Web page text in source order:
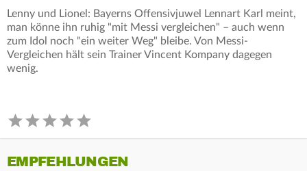
Lenny und Lionel: Bayerns Offensivjuwel Lennart Karl meint,
man könne ihn ruhig "mit Messi vergleichen" – auch wenn
zum Idol noch "ein weiter Weg" bleibe. Von Messi-
Vergleichen hält sein Trainer Vincent Kompany dagegen
wenig.
EMPFEHLUNGEN